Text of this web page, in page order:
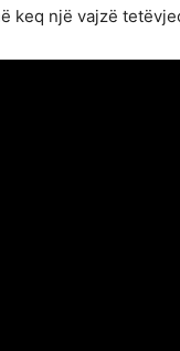
keq një vajzë